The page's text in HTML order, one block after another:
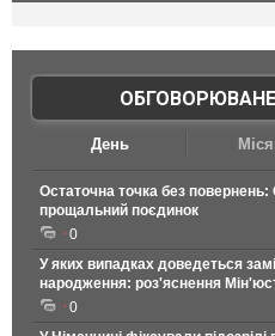
ОБГОВОРЮВАНЕ
День
Остаточна точка без повернень:
прощальний поєдинок
0
У яких випадках доведеться
народження: роз'яснення
0